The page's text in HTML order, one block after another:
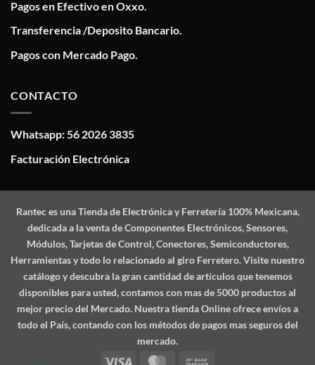
Pagos en Efectivo en Oxxo.
Transferencia /Deposito Bancario.
Pagos con Mercado Pago.
CONTACTO
Whatsapp: 56 2026 3835
Facturación Electrónica
Ranteces una Tienda de Electrónica y Ferretería 100% Mexicana,
dedicada a la venta de Componentes Electrónicos, Sensores,
Módulos, Tarjetas de Control, Conectores, Semiconductores,
Herramientas y todo lo relacionado al giro Ferretero. Visite nuestro
catálogo y descubra la gran cantidad de artículos que tenemos
disponibles para usted, contamos con mas de 5000 productos al
mejor precio del Mercado. Nuestra tienda Online ofrece envíos a
todo el País, contando con los métodos de pagos mas seguros del
mercado.
Visa
MasterCard